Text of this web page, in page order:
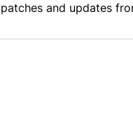
and updates